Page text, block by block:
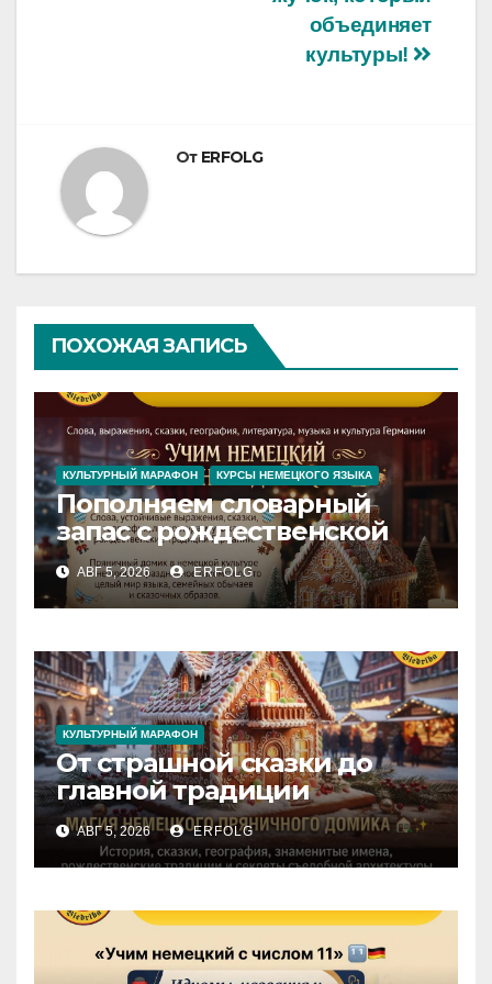
объединяет
культуры!
От ERFOLG
ПОХОЖАЯ ЗАПИСЬ
КУЛЬТУРНЫЙ МАРАФОН КУРСЫ НЕМЕЦКОГО ЯЗЫКА
Пополняем словарный
запас с рождественской
сказкой! Учим немецкий
вместе с Lebkuchenhaus
АВГ 5, 2026 ERFOLG
КУЛЬТУРНЫЙ МАРАФОН
От страшной сказки до
главной традиции
Рождества: секреты
немецкого пряничного
домика!
АВГ 5, 2026 ERFOLG